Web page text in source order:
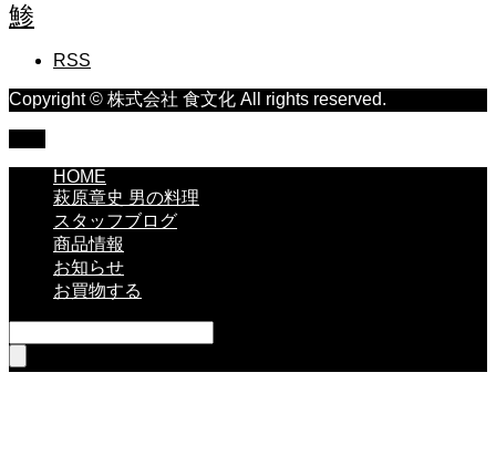
鯵
RSS
Copyright © 株式会社 食文化 All rights reserved.
HOME
萩原章史 男の料理
スタッフブログ
商品情報
お知らせ
お買物する